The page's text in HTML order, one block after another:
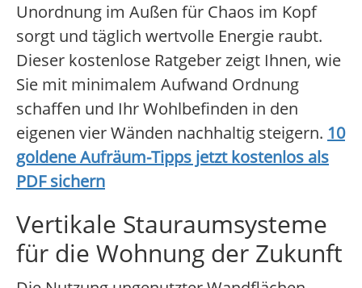
Unordnung im Außen für Chaos im Kopf
sorgt und täglich wertvolle Energie raubt.
Dieser kostenlose Ratgeber zeigt Ihnen, wie
Sie mit minimalem Aufwand Ordnung
schaffen und Ihr Wohlbefinden in den
eigenen vier Wänden nachhaltig steigern. 10
goldene Aufräum-Tipps jetzt kostenlos als
PDF sichern
Vertikale Stauraumsysteme
für die Wohnung der Zukunft